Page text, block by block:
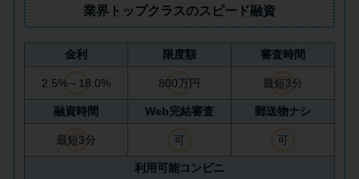
を解説
ソフト闇金とは？悪質な手口に
は要注意！
てはいけない理由と借りた場合
の対処法
業界トップクラスのスピード融資
金利 限度額 審査時間
2.5%～18.0% 800万円 最短3分
融資時間 Web完結審査 郵送物ナシ
最短3分 可 可
利用可能コンビニ